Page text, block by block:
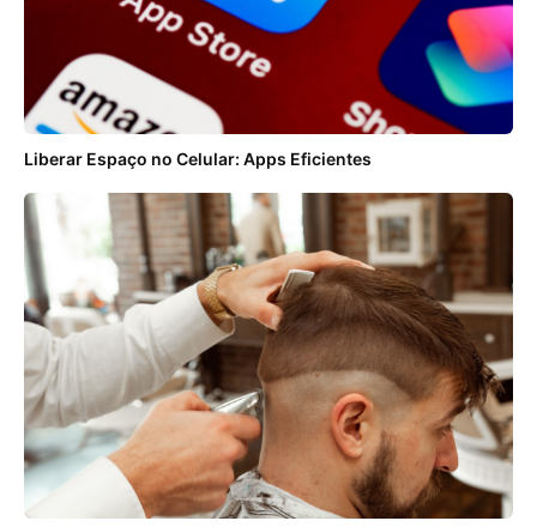
Liberar Espaço no Celular: Apps Eficientes